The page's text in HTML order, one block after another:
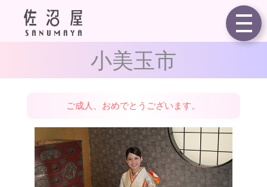
祝令和6年度ご成人 ／
小美玉市
ご成人、おめでとうございます。